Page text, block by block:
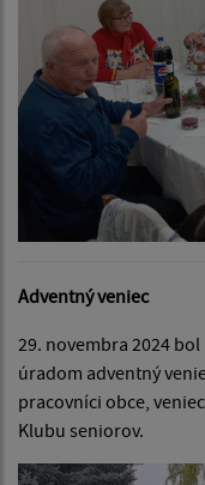
Adventný veniec
29. novembra 2024
úradom adventný
pracovníci obce,
Klubu seniorov.